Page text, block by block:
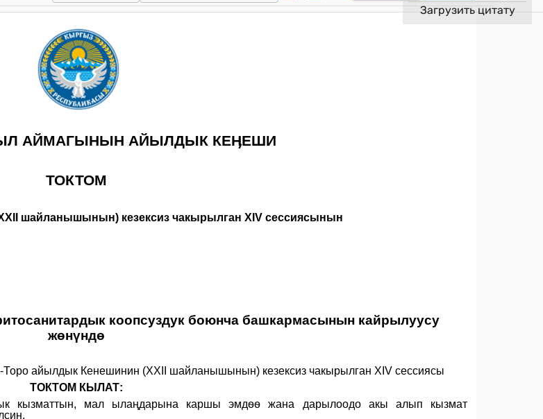
Загрузить цитату